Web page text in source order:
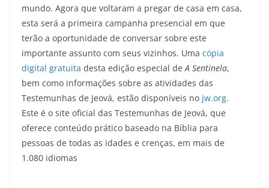
mundo. Agora que voltaram a pregar de casa em casa,
esta será a primeira campanha presencial em que
terão a oportunidade de conversar sobre este
importante assunto com seus vizinhos. Uma cópia
digital gratuita desta edição especial deA Sentinela,
bem como informações sobre as atividades das
Testemunhas de Jeová, estão disponíveis no jw.org.
Este é o site oficial das Testemunhas de Jeová, que
oferece conteúdo prático baseado na Bíblia para
pessoas de todas as idades e crenças, em mais de
1.080 idiomas